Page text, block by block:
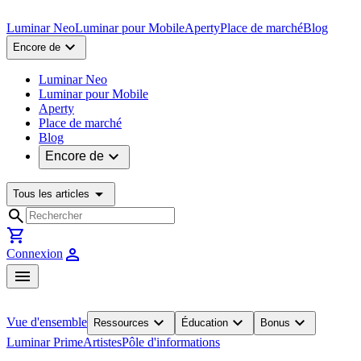
Luminar NeoLuminar pour MobileApertyPlace de marchéBlog
Encore de expand_more
Luminar Neo
Luminar pour Mobile
Aperty
Place de marché
Blog
Encore de expand_more
Tous les articles arrow_drop_down
search
shopping_cart
Connexion person
menu
Vue d'ensemble Ressources expand_more Éducation expand_more Bonus expand_more
Luminar PrimeArtistesPôle d'informations